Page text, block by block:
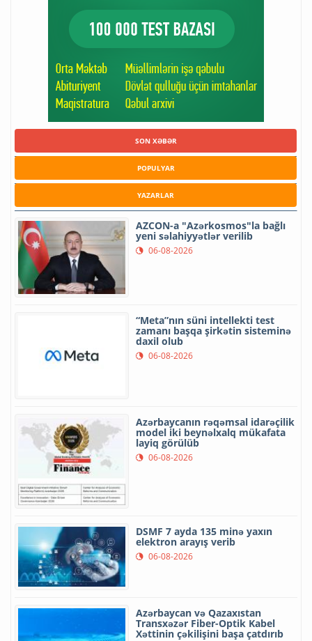
SON XƏBƏR
POPULYAR
YAZARLAR
AZCON-a "Azərkosmos"la bağlı
yeni səlahiyyətlər verilib
06-08-2026
“Meta”nın süni intellekti test
zamanı başqa şirkətin sisteminə
daxil olub
06-08-2026
Azərbaycanın rəqəmsal idarəçilik
model iki beynəlxalq mükafata
layiq görülüb
06-08-2026
DSMF 7 ayda 135 minə yaxın
elektron arayış verib
06-08-2026
Azərbaycan və Qazaxıstan
Transxəzər Fiber-Optik Kabel
Xəttinin çəkilişini başa çatdırıb